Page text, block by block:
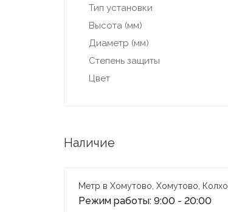
Тип установки
Высота (мм)
Диаметр (мм)
Степень защиты
Цвет
Наличие
Метр в Хомутово, Хомутово,
Режим работы: 9:00 - 20:00